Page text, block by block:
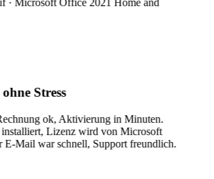
· Microsoft Office 2021 Home and
Stress
ok, Aktivierung in Minuten.
Lizenz wird von Microsoft
Mail war schnell, Support freundlich.